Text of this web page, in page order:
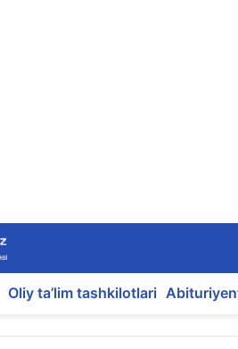
Oliy ta’lim tashkilotlari